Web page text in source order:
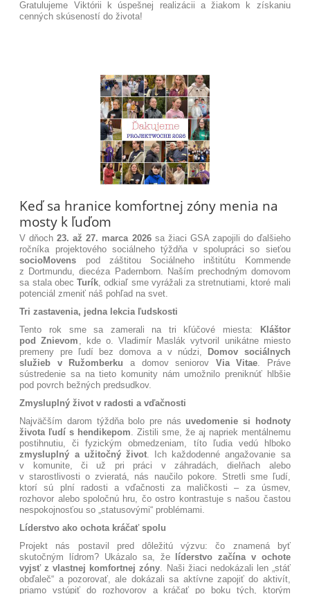
Gratulujeme Viktórii k úspešnej realizácii a žiakom k získaniu
cenných skúseností do života!
Keď sa hranice komfortnej zóny menia na
mosty k ľuďom
V dňoch23. až 27. marca 2026sa žiaci GSA zapojili do ďalšieho
ročníka projektového sociálneho týždňa v spolupráci so sieťou
socioMovens pod záštitou Sociálneho inštitútu Kommende
z Dortmundu, diecéza Padernborn. Naším prechodným domovom
sa stala obecTurík, odkiaľ sme vyrážali za stretnutiami, ktoré mali
potenciál zmeniť náš pohľad na svet.
Tri zastavenia, jedna lekcia ľudskosti
Tento rok sme sa zamerali na tri kľúčové miesta:
Kláštor
pod Znievom , kde o. Vladimír Maslák vytvoril unikátne miesto
premeny pre ľudí bez domova a v núdzi,
Domov sociálnych
služieb v Ružomberku a domov seniorov Via Vitae. Práve
sústredenie sa na tieto komunity nám umožnilo preniknúť hlbšie
pod povrch bežných predsudkov.
Zmysluplný život v radosti a vďačnosti
Najväčším darom týždňa bolo pre násuvedomenie si hodnoty
života ľudí s hendikepom. Zistili sme, že aj napriek mentálnemu
postihnutiu, či fyzickým obmedzeniam, títo ľudia vedú hlboko
zmysluplný a užitočný život. Ich každodenné angažovanie sa
v komunite, či už pri práci v záhradách, dielňach alebo
v starostlivosti o zvieratá, nás naučilo pokore. Stretli sme ľudí,
ktorí sú plní radosti a vďačnosti za maličkosti – za úsmev,
rozhovor alebo spoločnú hru, čo ostro kontrastuje s našou častou
nespokojnosťou so „statusovými“ problémami.
Líderstvo ako ochota kráčať spolu
Projekt nás postavil pred dôležitú výzvu: čo znamená byť
skutočným lídrom? Ukázalo sa, že
líderstvo začína v ochote
vyjsť z vlastnej komfortnej zóny. Naši žiaci nedokázali len „stáť
obďaleč“ a pozorovať, ale dokázali sa aktívne zapojiť do aktivít,
priamo vstúpiť do rozhovorov a kráčať po boku tých, ktorým